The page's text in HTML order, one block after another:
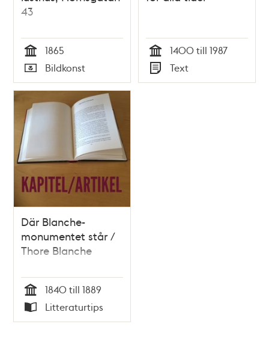
43
Tid
1865
Typ
Bildkonst Tid
1400 till 1987
Typ
Text
Där Blanche-
monumentet står /
Thore Blanche
Tid
1840 till 1889
Typ
Litteraturtips